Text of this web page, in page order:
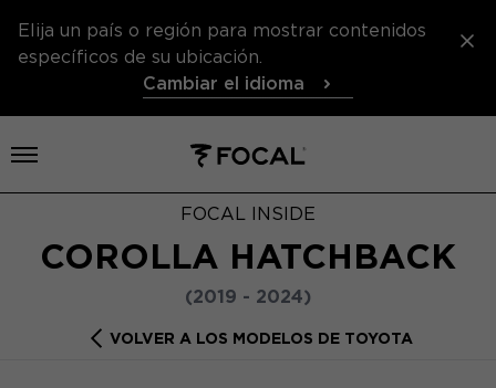
Elija un país o región para mostrar contenidos
específicos de su ubicación.
Cambiar el idioma
Abrir el menú
FOCAL INSIDE
COROLLA HATCHBACK
(2019 - 2024)
VOLVER A LOS MODELOS DE TOYOTA